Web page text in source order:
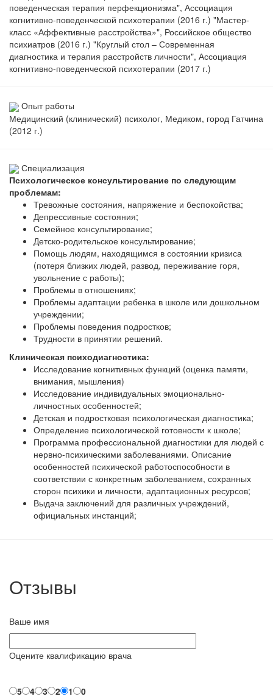
поведенческая терапия перфекционизма", Ассоциация
когнитивно-поведенческой психотерапии (2016 г.) "Мастер-
класс «Аффективные расстройства»", Российское общество
психиатров (2016 г.) "Круглый стол – Современная
диагностика и терапия расстройств личности", Ассоциация
когнитивно-поведенческой психотерапии (2017 г.)
Опыт работы
Медицинский (клинический) психолог, Медиком, город Гатчина
(2012 г.)
Специализация
Психологическое консультирование по следующим
проблемам:
Тревожные состояния, напряжение и беспокойства;
Депрессивные состояния;
Семейное консультирование;
Детско-родительское консультирование;
Помощь людям, находящимся в состоянии кризиса
(потеря близких людей, развод, переживание горя,
увольнение с работы);
Проблемы в отношениях;
Проблемы адаптации ребенка в школе или дошкольном
учреждении;
Проблемы поведения подростков;
Трудности в принятии решений.
Клиническая психодиагностика:
Исследование когнитивных функций (оценка памяти,
внимания, мышления)
Исследование индивидуальных эмоционально-
личностных особенностей;
Детская и подростковая психологическая диагностика;
Определение психологической готовности к школе;
Программа профессиональной диагностики для людей с
нервно-психическими заболеваниями. Описание
особенностей психической работоспособности в
соответствии с конкретным заболеванием, сохранных
сторон психики и личности, адаптационных ресурсов;
Выдача заключений для различных учреждений,
официальных инстанций;
Отзывы
Ваше имя
Оцените квалификацию врача
5 4 3 2 1
0